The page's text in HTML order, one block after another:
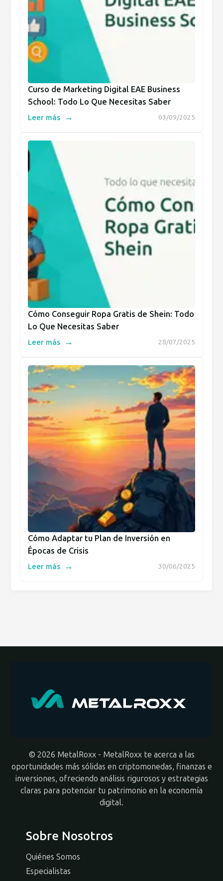
Curso de Marketing Digital EAE Business
School: Todo Lo Que Necesitas Saber
03/09/2025
Leer más →
Cómo Conseguir Ropa Gratis de Shein: Todo
Lo Que Necesitas Saber
28/07/2025
Leer más →
Cómo Adaptar tu Plan de Inversión en
Épocas de Crisis
30/06/2025
Leer más →
© 2026 MetalRoxx - MetalRoxx te acerca a las
oportunidades más sólidas en criptomonedas, finanzas e
inversiones, ofreciendo análisis rigurosos y estrategias
claras para potenciar tu patrimonio en la economía
digital.
Sobre Nosotros
Quiénes Somos
Especialistas